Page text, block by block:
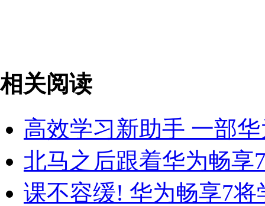
相关阅读
高效学习新助手 一部
北马之后跟着华为畅享
课不容缓! 华为畅享7将